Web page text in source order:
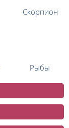
Скорпион
Рыбы